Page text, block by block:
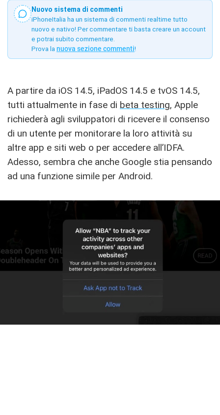
Nuovo sistema di commenti
iPhoneItalia ha un sistema di commenti realtime tutto
nuovo e nativo! Per commentare ti basta creare un account
e potrai subito commentare.
Prova la nuova sezione commenti!
A partire da iOS 14.5, iPadOS 14.5 e tvOS 14.5,
tutti attualmente in fase di beta testing, Apple
richiederà agli sviluppatori di ricevere il consenso
di un utente per monitorare la loro attività su
altre app e siti web o per accedere all’IDFA.
Adesso, sembra che anche Google stia pensando
ad una funzione simile per Android.